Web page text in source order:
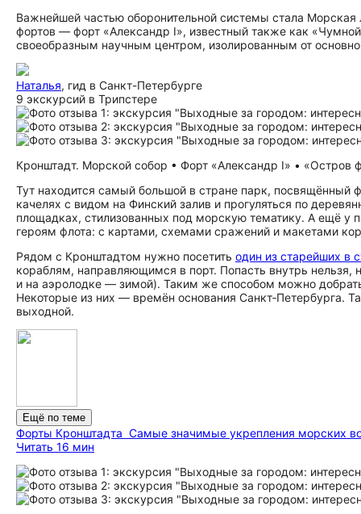
Важнейшей частью оборонительной системы стала
фортов — форт «Александр I», известный также как
своеобразным научным центром, изолированным от
Наталья, гид в Санкт-Петербурге
9 экскурсий в Трипстере
Кронштадт. Морской собор • Форт «Александр I» • «Остров
Тут находится самый большой в стране парк, посвящённый
качелях с видом на Финский залив и прогуляться по
площадках, стилизованных под морскую тематику. А ещё у
героям флота: с картами, схемами сражений и макетами
Рядом с Кронштадтом нужно посетить один из старейших в
кораблям, направляющимся в порт. Попасть внутрь
и на аэролодке — зимой). Таким же способом можно
Некоторые из них — времён основания Санкт‑Петербурга.
выходной.
Ещё по теме
Форты Кронштадта Самые значимые укрепления морских
Читать 16 мин